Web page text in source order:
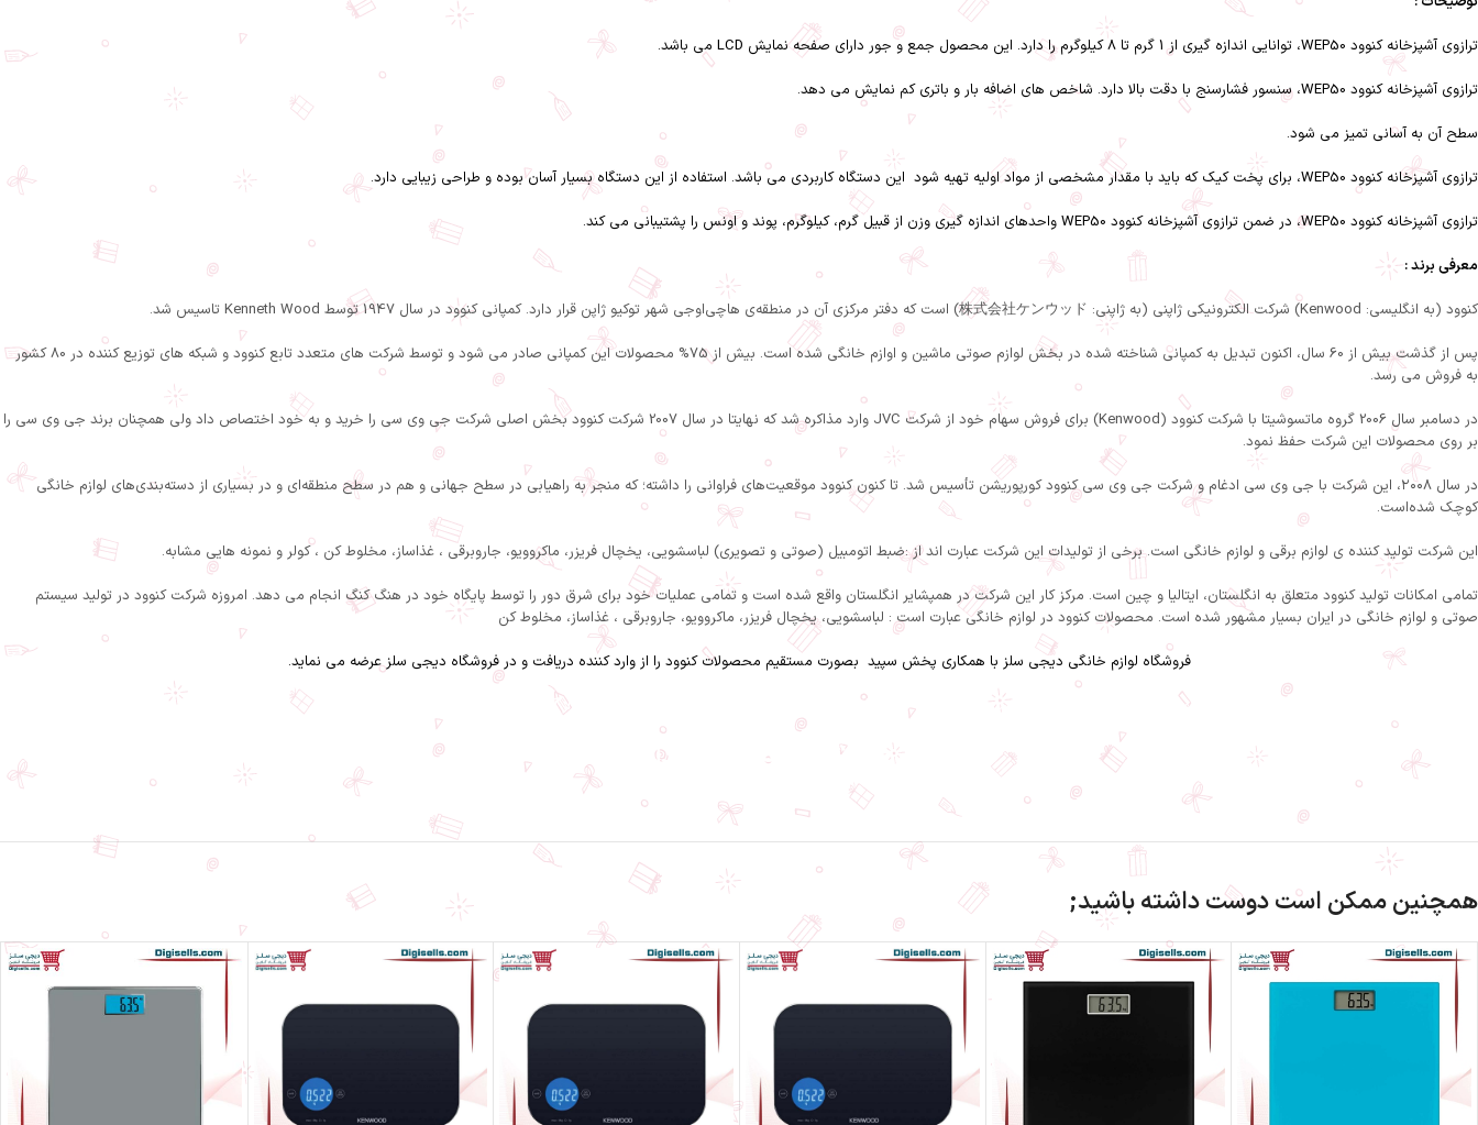
ترازوی آشپزخانه کنوود WEP50، توانایی اندازه گیری از 1 گرم تا 8 کیلوگرم را دارد. این محصول جمع و جور دارای صفحه نمایش LCD می باشد.
ترازوی آشپزخانه کنوود WEP50، سنسور فشارسنج با دقت بالا دارد. شاخص های اضافه بار و باتری کم نمایش می دهد.
سطح آن به آسانی تمیز می شود.
ترازوی آشپزخانه کنوود WEP50، برای پخت کیک که باید با مقدار مشخصی از مواد اولیه تهیه شود این دستگاه کاربردی می باشد. استفاده از این دستگاه بسیار آسان بوده و طراحی زیبایی دارد.
ترازوی آشپزخانه کنوود WEP50، در ضمن ترازوی آشپزخانه کنوود WEP50 واحدهای اندازه گیری وزن از قبیل گرم، کیلوگرم، پوند و اونس را پشتیبانی می کند.
معرفی برند :
کنوود (به انگلیسی: Kenwood) شرکت الکترونیکی ژاپنی (به ژاپنی: 株式会社ケンウッド) است که دفتر مرکزی آن در منطقه‌ی هاچی‌اوجی شهر توکیو ژاپن قرار دارد. کمپانی کنوود در سال 1947 توسط Kenneth Wood تاسیس شد.
پس از گذشت بیش از 60 سال، اکنون تبدیل به کمپانی شناخته شده در بخش لوازم صوتی ماشین و اوازم خانگی شده است. بیش از 75% محصولات این کمپانی صادر می شود و توسط شرکت های متعدد تابع کنوود و شبکه های توزیع کننده در 80 کشور
به فروش می رسد.
در دسامبر سال 2006 گروه ماتسوشیتا با شرکت کنوود (Kenwood) برای فروش سهام خود از شرکت JVC وارد مذاکره شد که نهایتا‌ در سال 2007 شرکت کنوود بخش اصلی شرکت جی وی سی را خرید و به خود اختصاص داد ولی همچنان برند جی وی سی را
بر روی محصولات این شرکت حفظ نمود.
در سال ۲۰۰۸، این شرکت با جی وی سی ادغام و شرکت جی وی سی کنوود کورپوریشن تأسیس شد. تا کنون کنوود موقعیت‌های فراوانی را داشته؛ که منجر به راهیابی در سطح جهانی و هم در سطح منطقه‌ای و در بسیاری از دسته‌بندی‌های لوازم خانگی
کوچک شده‌است.
این شرکت تولید کننده ی لوازم برقی و لوازم خانگی است. برخی از تولیدات این شرکت عبارت اند از :ضبط اتومبیل (صوتی و تصویری) لباسشویی، یخچال فریزر، ماکروویو، جاروبرقی ، غذاساز، مخلوط کن ، کولر و نمونه هایی مشابه.
تمامی امکانات تولید کنوود متعلق به انگلستان، ایتالیا و چین است. مرکز کار این شرکت در همپشایر انگلستان واقع شده است و تمامی عملیات خود برای شرق دور را توسط پایگاه خود در هنگ کنگ انجام می دهد. امروزه شرکت کنوود در تولید سیستم
صوتی و لوازم خانگی در ایران بسیار مشهور شده است. محصولات کنوود در لوازم خانگی عبارت است : لباسشویی، یخچال فریزر، ماکروویو، جاروبرقی ، غذاساز، مخلوط کن
فروشگاه لوازم خانگی دیجی سلز با همکاری پخش سپید بصورت مستقیم محصولات کنوود را از وارد کننده دریافت و در فروشگاه دیجی سلز عرضه می نماید.
ترازوی آشپزخانه کنوود مدل WEP50
همچنین ممکن است دوست داشته باشید;